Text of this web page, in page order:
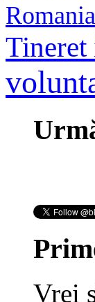
Romania
Vrei